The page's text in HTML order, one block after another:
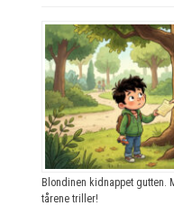
Blondinen kidnappet gutten.
tårene triller!